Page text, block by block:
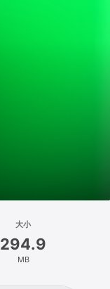
大小
294.9
MB